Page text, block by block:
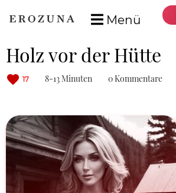
Menü
Holz vor der Hütte
17 8-13 Minuten 0 Kommentare